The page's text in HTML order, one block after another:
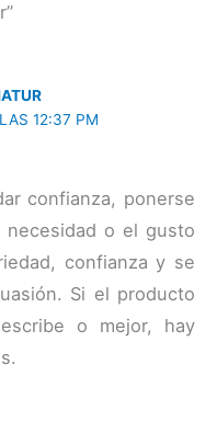
12:37 PM
confianza, ponerse
o el gusto
confianza y se
Si el producto
o mejor, hay